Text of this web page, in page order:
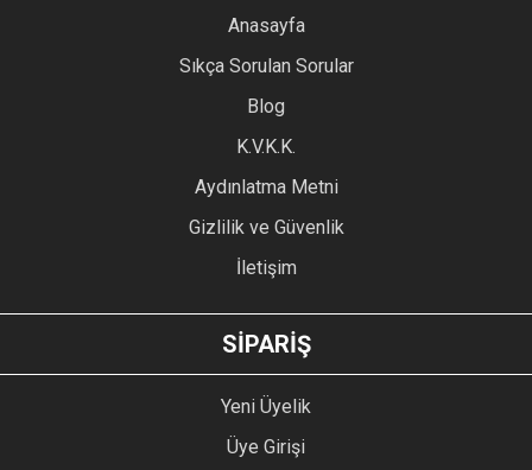
Anasayfa
Sıkça Sorulan Sorular
Blog
K.V.K.K.
Aydınlatma Metni
Gizlilik ve Güvenlik
İletişim
SİPARİŞ
Yeni Üyelik
Üye Girişi